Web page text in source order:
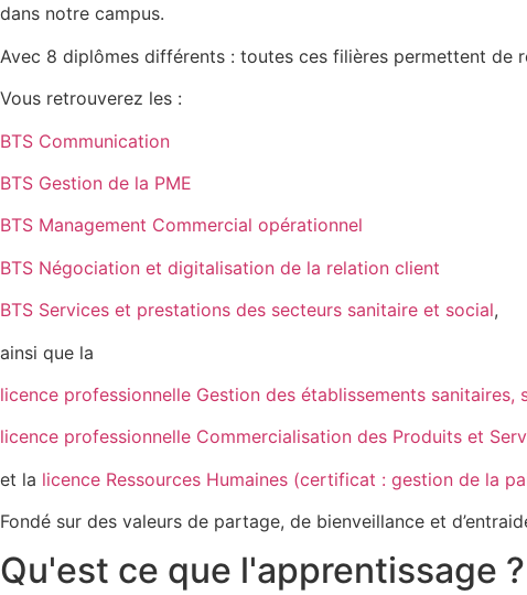
dans notre campus.
Avec 8 diplômes différents : toutes ces filières permettent de
Vous retrouverez les :
BTS Communication
BTS Gestion de la PME
BTS Management Commercial opérationnel
BTS Négociation et digitalisation de la relation client
BTS Services et prestations des secteurs sanitaire et social,
ainsi que la
licence professionnelle Gestion des établissements sanitaires,
licence professionnelle Commercialisation des Produits et
et la licence Ressources Humaines (certificat : gestion de la
Fondé sur des valeurs de partage, de bienveillance et
Qu'est ce que l'apprentissage ?